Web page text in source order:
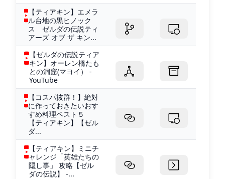
【ティアキン】エメラ
ル台地の黒ヒノック
ス ゼルダの伝説ティ
アーズ オブ ザ キン...
【ゼルダの伝説ティア
キン】オーレン橋たも
との洞窟(マヨイ） -
YouTube
【コスパ抜群！】絶対
に作っておきたいおす
すめ料理ベスト５
【ティアキン】【ゼル
ダ...
【ティアキン】ミニチ
ャレンジ「英雄たちの
隠し事」 攻略【ゼル
ダの伝説】 -...